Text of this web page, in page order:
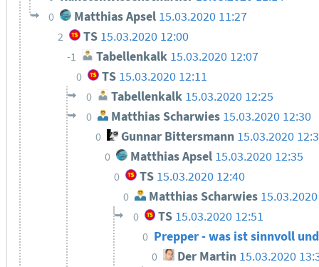
0 Matthias Apsel 15.03.2020 11:27
2 TS 15.03.2020 12:00
-1 Tabellenkalk 15.03.2020 12:07
0 TS 15.03.2020 12:11
0 Tabellenkalk 15.03.2020 12:25
0 Matthias Scharwies 15.03.2020 12:30
0 Gunnar Bittersmann 15.03.2020
0 Matthias Apsel 15.03.2020 12:35
0 TS 15.03.2020 12:40
0 Matthias Scharwies
0 TS 15.03.2020 12:51
0 Prepper - was ist sinnvoll
0 Der Martin 15.03.2020